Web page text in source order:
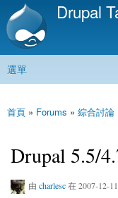
Drupal
主選單
選單
您在這裡
首頁 » Forums » 綜合討論
Drupal 5.5/
由 charlesc在 2007-12-